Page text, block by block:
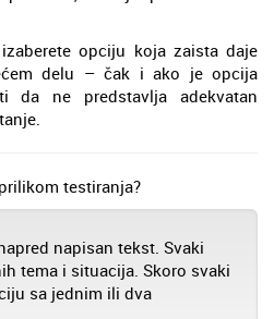
opciju koja zaista daje
delu – čak i ako je opcija
da ne predstavlja adekvatan
testiranja?
napisan tekst. Svaki
tema i situacija. Skoro svaki
sa jednim ili dva